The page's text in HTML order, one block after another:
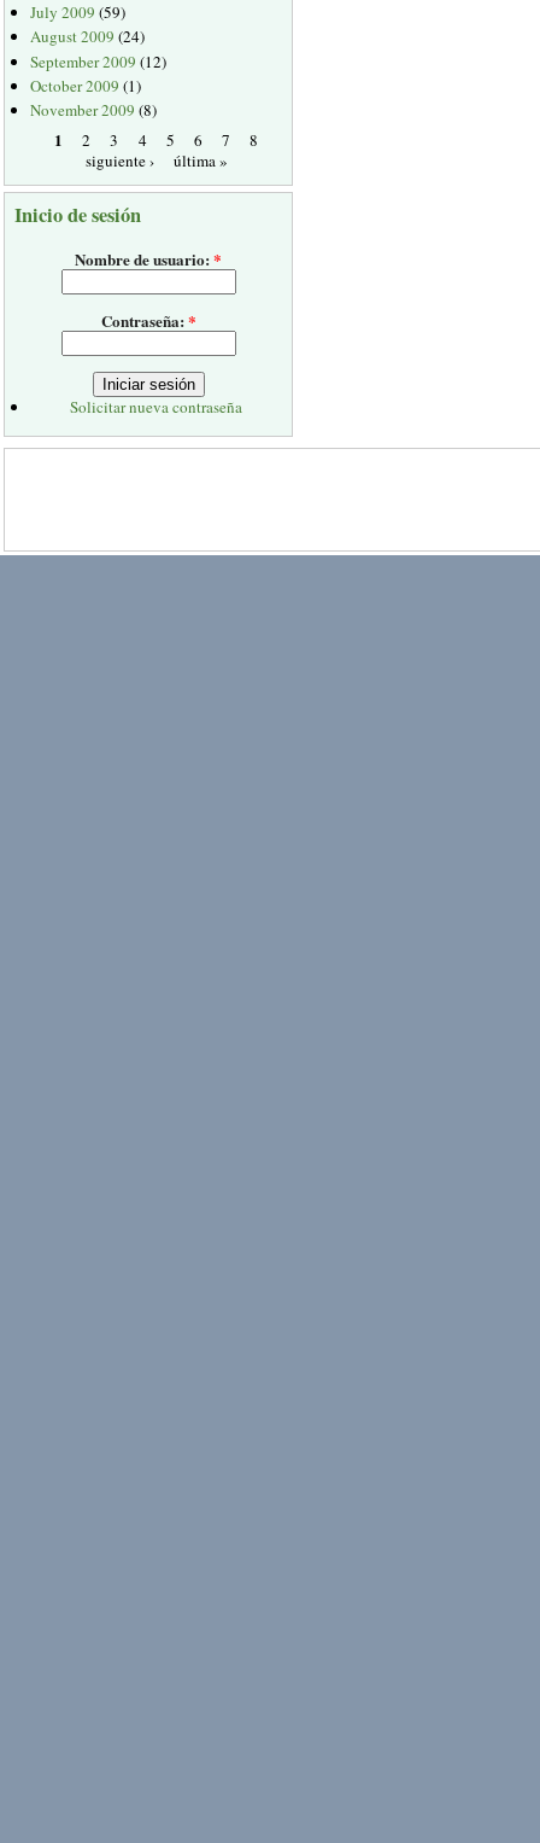
July 2009 (59)
August 2009 (24)
September 2009 (12)
October 2009 (1)
November 2009 (8)
1 2 3 4 5 6 7
8
siguiente ›
última »
Inicio de sesión
Nombre de usuario:*
Contraseña:*
Solicitar nueva contraseña